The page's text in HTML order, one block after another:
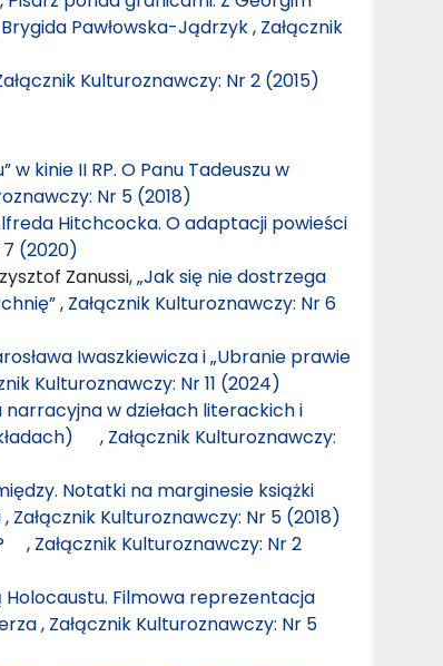
Pawłowska-Jądrzyk, Załącznik
Kulturoznawczy: Nr 2 (2015)
kinie II RP. O Panu Tadeuszu w
Nr 5 (2018)
Hitchcocka. O adaptacji powieści
7 (2020)
Zanussi,„Jak się nie dostrzega
, Załącznik Kulturoznawczy: Nr 6
Iwaszkiewicza i „Ubranie prawie
Kulturoznawczy: Nr 11 (2024)
w dziełach literackich i
, Załącznik Kulturoznawczy:
Notatki na marginesie książki
, Załącznik Kulturoznawczy: Nr 5 (2018)
, Załącznik Kulturoznawczy: Nr 2
Filmowa reprezentacja
, Załącznik Kulturoznawczy: Nr 5